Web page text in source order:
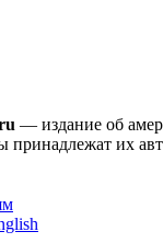
— издание об
принадлежат их